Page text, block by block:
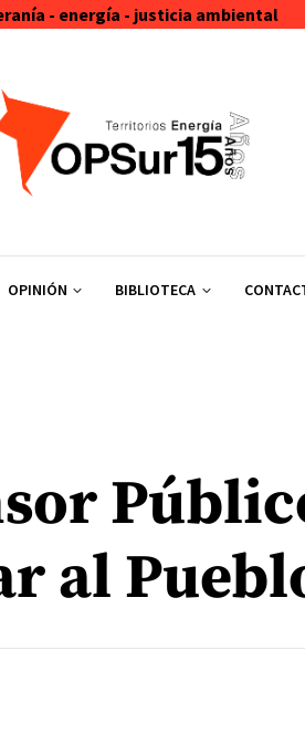
- energía - justicia ambiental
OPINIÓN BIBLIOTECA
al